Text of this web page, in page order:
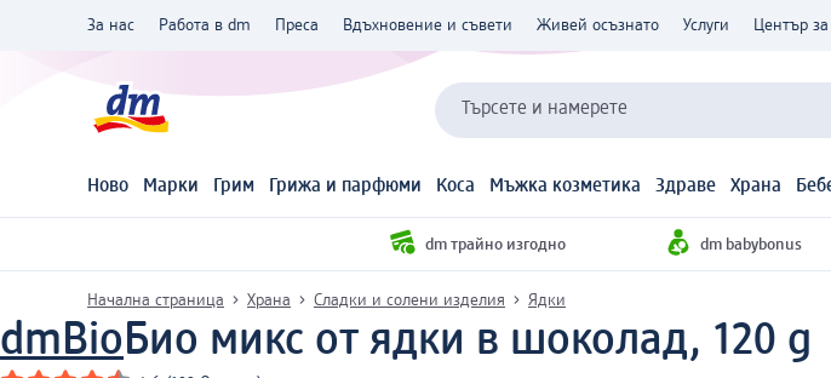
За нас Работа в dm Преса Вдъхновение и съвети Живей осъзнато Услуги Център
Търсете и намерете
Ново Марки Грим Грижа и парфюми Коса Мъжка козметика Здраве Храна
dm трайно изгодно dm babybonus
Начална страница Храна Сладки и солени изделия Ядки
dmBioБио микс от ядки в шоколад, 120 g